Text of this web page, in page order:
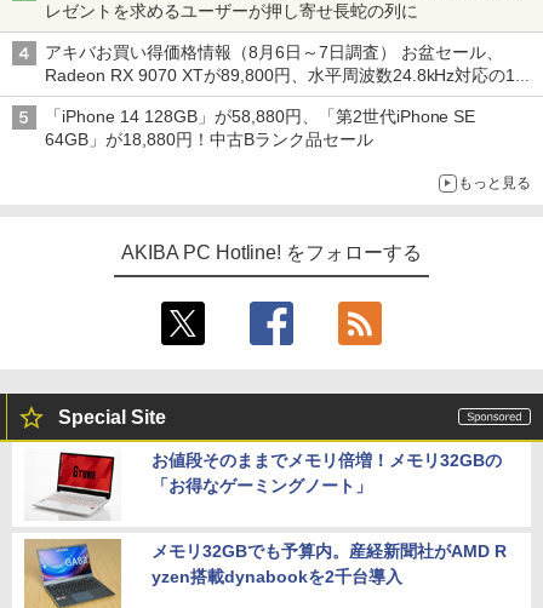
レゼントを求めるユーザーが押し寄せ長蛇の列に
アキバお買い得価格情報（8月6日～7日調査） お盆セール、
Radeon RX 9070 XTが89,800円、水平周波数24.8kHz対応の17
型モニターが9,801円、暑さ指数連動セール ほか
「iPhone 14 128GB」が58,880円、「第2世代iPhone SE
64GB」が18,880円！中古Bランク品セール
もっと見る
AKIBA PC Hotline! をフォローする
Special Site
お値段そのままでメモリ倍増！メモリ32GBの
「お得なゲーミングノート」
メモリ32GBでも予算内。産経新聞社がAMD R
yzen搭載dynabookを2千台導入